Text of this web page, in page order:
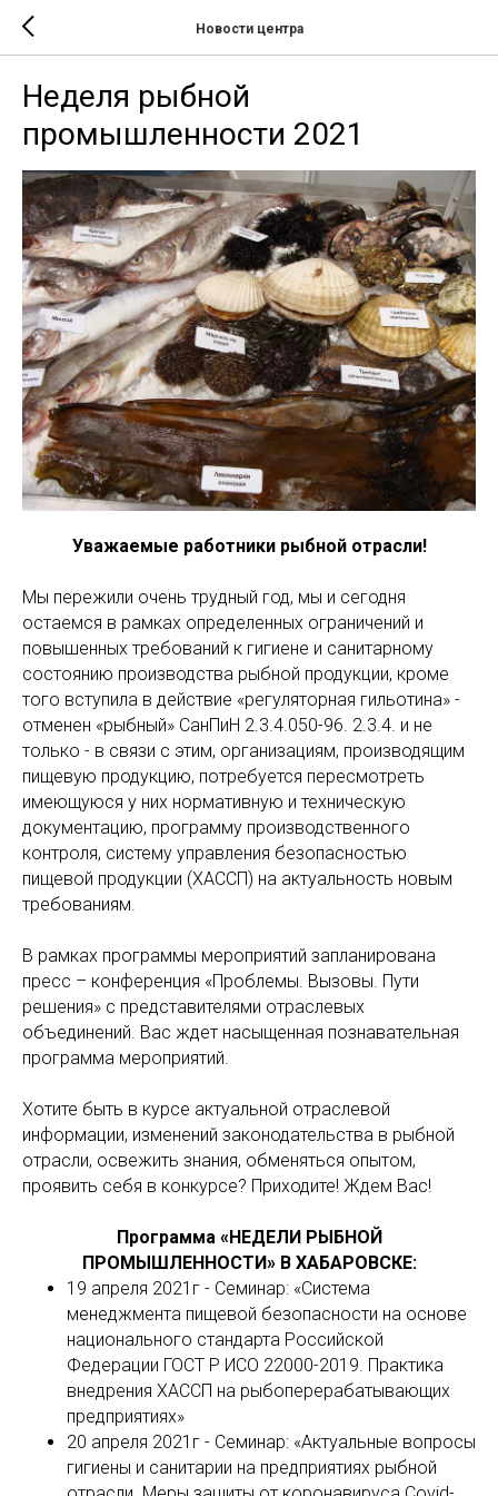
Новости центра
Неделя рыбной
промышленности 2021
Уважаемые работники рыбной отрасли!
Мы пережили очень трудный год, мы и сегодня
остаемся в рамках определенных ограничений и
повышенных требований к гигиене и санитарному
состоянию производства рыбной продукции, кроме
того вступила в действие «регуляторная гильотина» -
отменен «рыбный» СанПиН 2.3.4.050-96. 2.3.4. и не
только - в связи с этим, организациям, производящим
пищевую продукцию, потребуется пересмотреть
имеющуюся у них нормативную и техническую
документацию, программу производственного
контроля, систему управления безопасностью
пищевой продукции (ХАССП) на актуальность новым
требованиям.
В рамках программы мероприятий запланирована
пресс – конференция «Проблемы. Вызовы. Пути
решения» с представителями отраслевых
объединений. Вас ждет насыщенная познавательная
программа мероприятий.
Хотите быть в курсе актуальной отраслевой
информации, изменений законодательства в рыбной
отрасли, освежить знания, обменяться опытом,
проявить себя в конкурсе? Приходите! Ждем Вас!
Программа «НЕДЕЛИ РЫБНОЙ
ПРОМЫШЛЕННОСТИ» В ХАБАРОВСКЕ:
19 апреля 2021г - Семинар: «Система
менеджмента пищевой безопасности на основе
национального стандарта Российской
Федерации ГОСТ Р ИСО 22000-2019. Практика
внедрения ХАССП на рыбоперерабатывающих
предприятиях»
20 апреля 2021г - Семинар: «Актуальные вопросы
гигиены и санитарии на предприятиях рыбной